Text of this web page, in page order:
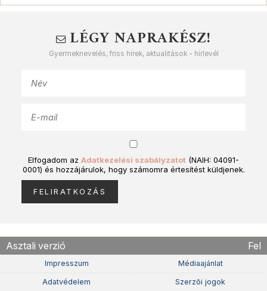
LÉGY NAPRAKÉSZ!
Gyermeknevelés, friss hírek, aktualitások - hírlevél
Elfogadom az Adatkezelési szabályzatot (NAIH: 04091-
0001) és hozzájárulok, hogy számomra értesítést küldjenek.
Asztali verzió Fel
Impresszum Médiaajánlat
Adatvédelem Szerzõi jogok